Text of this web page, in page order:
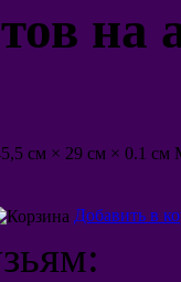
на
см × 29 см × 0.1
Добавить в